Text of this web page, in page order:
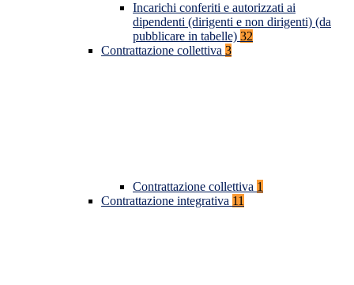
Incarichi conferiti e autorizzati ai
dipendenti (dirigenti e non dirigenti) (da
pubblicare in tabelle) 32
Contrattazione collettiva 3
Contrattazione collettiva 1
Contrattazione integrativa 11